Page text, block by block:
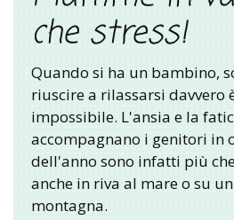
che stress!
Quando si ha un bambino,
riuscire a rilassarsi davvero
impossibile. L'ansia e la
accompagnano i genitori in
dell'anno sono infatti più
anche in riva al mare o su
montagna.